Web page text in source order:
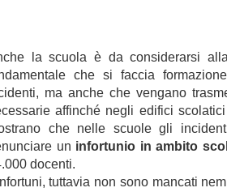
la scuola è da considerarsi
che si faccia
ma anche che vengano
affinché negli edifici
che nelle scuole gli
un infortunio in ambito
docenti.
tuttavia non sono mancati